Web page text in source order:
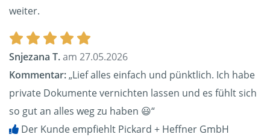
weiter.
Snjezana T.am 27.05.2026
Kommentar:„Lief alles einfach und pünktlich. Ich habe
private Dokumente vernichten lassen und es fühlt sich
so gut an alles weg zu haben 😃“
Der Kunde empfiehlt Pickard + Heffner GmbH